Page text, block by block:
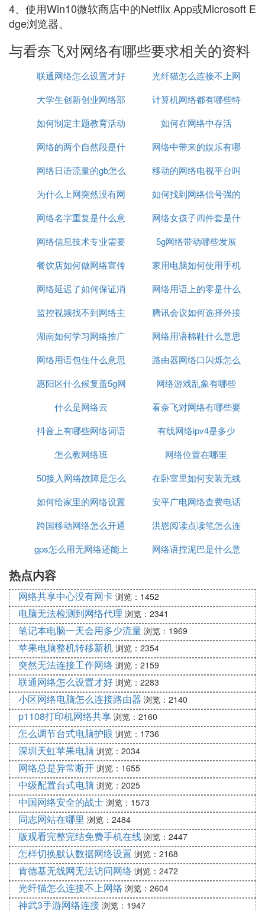
4、使用Win10微软商店中的Netflix App或Microsoft E
dge浏览器。
与看奈飞对网络有哪些要求相关的资料
联通网络怎么设置才好
光纤猫怎么连接不上网
络
大学生创新创业网络部
学什么
计算机网络都有哪些特
征
如何制定主题教育活动
网络图
如何在网络中存活
网络的两个自然段是什
么
网络中带来的娱乐有哪
些
网络日语流量的gb怎么
读
移动的网络电视平台叫
什么
为什么上网突然没有网
络了
如何找到网络信号强的
人
网络名字重复是什么意
思
网络女孩子四件套是什
么意思
网络信息技术专业需要
什么电脑
5g网络带动哪些发展
餐饮店如何做网络宣传
家用电脑如何使用手机
网络
网络延迟了如何保证消
息有序
网络用语上的零是什么
意思
监控视频找不到网络主
机什么意思
腾讯会议如何选择外接
网络摄像头
湖南如何学习网络推广
网络用语棉鞋什么意思
网络用语包住什么意思
路由器网络口闪烁怎么
弄
惠阳区什么候复盖5g网
络
网络游戏乱象有哪些
什么是网络云
看奈飞对网络有哪些要
求
抖音上有哪些网络词语
有线网络ipv4是多少
怎么教网络班
网络位置在哪里
50接入网络故障是怎么
回事
在卧室里如何安装无线
网络
如何给家里的网络设置
上网限制
安平广电网络查费电话
是多少
跨国移动网络怎么开通
洪恩阅读点读笔怎么连
接网络
gps怎么用无网络还能上
网络语捏泥巴是什么意
热点内容
网络共享中心没有网卡 浏览：1452
电脑无法检测到网络代理 浏览：2341
笔记本电脑一天会用多少流量 浏览：1969
苹果电脑整机转移新机 浏览：2354
突然无法连接工作网络 浏览：2159
联通网络怎么设置才好 浏览：2283
小区网络电脑怎么连接路由器 浏览：2140
p1108打印机网络共享 浏览：2160
怎么调节台式电脑护眼 浏览：1736
深圳天虹苹果电脑 浏览：2034
网络总是异常断开 浏览：1655
中级配置台式电脑 浏览：2025
中国网络安全的战士 浏览：1573
同志网站在哪里 浏览：2484
版观看完整完结免费手机在线 浏览：2447
怎样切换默认数据网络设置 浏览：2168
肯德基无线网无法访问网络 浏览：2472
光纤猫怎么连接不上网络 浏览：2604
神武3手游网络连接 浏览：1947